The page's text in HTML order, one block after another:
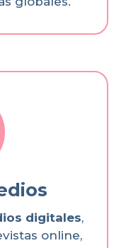
digitales,
online,